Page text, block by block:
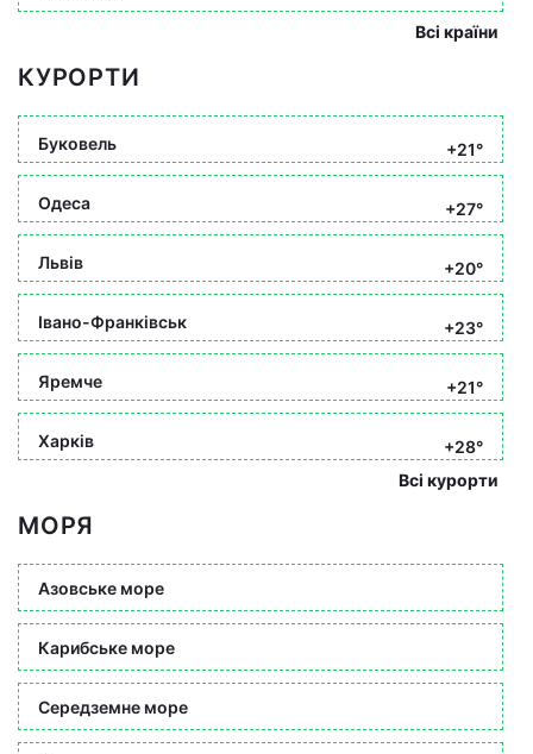
Всі країни
КУРОРТИ
Буковель +21°
Одеса +27°
Львів +20°
Івано-Франківськ +23°
Яремче +21°
Харків
+28°
Всі курорти
МОРЯ
Азовське море
Карибське море
Середземне море